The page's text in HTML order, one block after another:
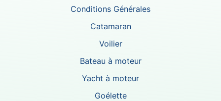
Conditions Générales
Catamaran
Voilier
Bateau à moteur
Yacht à moteur
Goélette